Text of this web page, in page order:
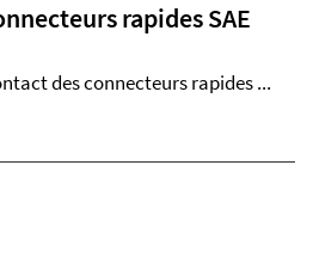
rapides SAE
des connecteurs rapides ...